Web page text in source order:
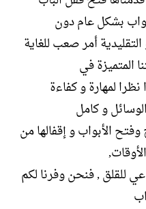
بشكل عام دون
أمر صعب للغاية
المتميزة في
لمهارة و كفاءة
و كامل
الأبواب و إقفالها من
للقلق , فنحن وفرنا لكم